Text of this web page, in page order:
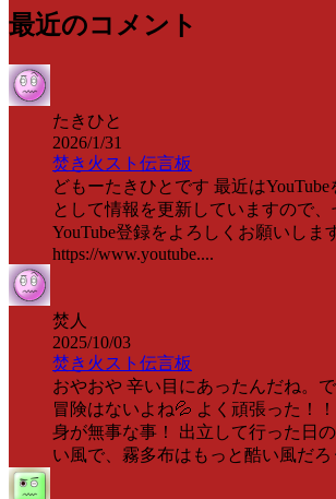
最近のコメント
たきひと
2026/1/31
焚き火スト伝言板
どもーたきひとです 最近は
として情報を更新していますので、
YouTube登録をよろしくお願いしま
https://www.youtube....
焚人
2025/10/03
焚き火スト伝言板
おやおや 辛い目にあったんだね。
冒険はないよね💦 よく頑張った！
身が無事な事！ 出立して行った日
い風で、霧多布はもっと酷い風だろ